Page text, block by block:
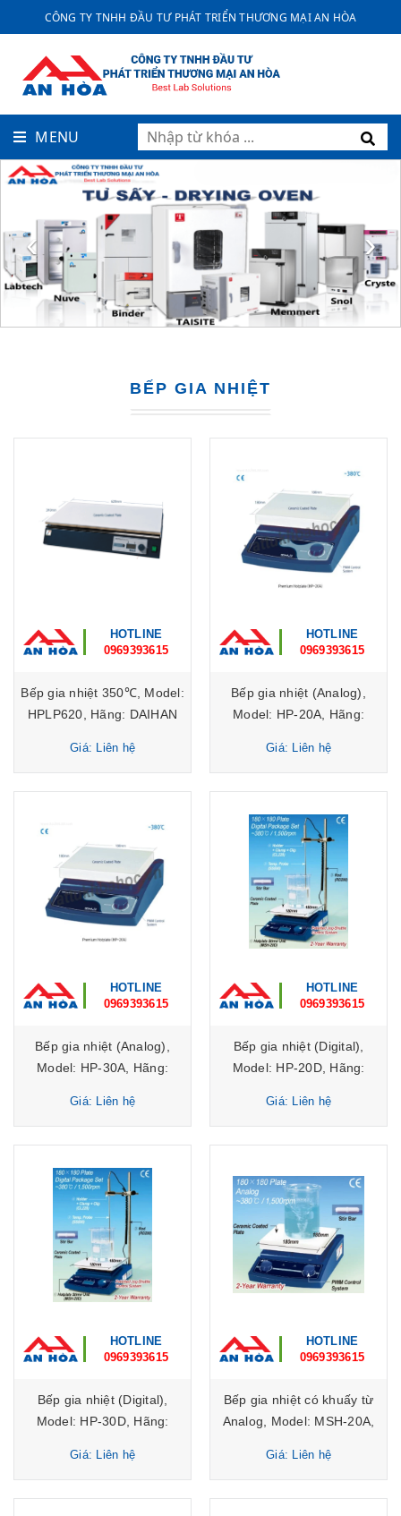
CÔNG TY TNHH ĐẦU TƯ PHÁT TRIỂN THƯƠNG MẠI AN HÒA
MENU
‹ ›
BẾP GIA NHIỆT
HOTLINE
0969393615
Bếp gia nhiệt 350℃, Model:
HPLP620, Hãng: DAIHAN
Giá: Liên hệ
HOTLINE
0969393615
Bếp gia nhiệt (Analog),
Model: HP-20A, Hãng:
Giá: Liên hệ
HOTLINE
0969393615
Bếp gia nhiệt (Analog),
Model: HP-30A, Hãng:
Giá: Liên hệ
HOTLINE
0969393615
Bếp gia nhiệt (Digital),
Model: HP-20D, Hãng:
Giá: Liên hệ
HOTLINE
0969393615
Bếp gia nhiệt (Digital),
Model: HP-30D, Hãng:
Giá: Liên hệ
HOTLINE
0969393615
Bếp gia nhiệt có khuấy từ
Analog, Model: MSH-20A,
Scientific/Hàn Quốc
Giá: Liên hệ